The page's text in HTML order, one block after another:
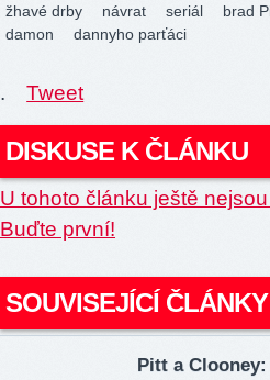
žhavé drby návrat seriál brad
damon
dannyho parťáci
. Tweet
DISKUSE K ČLÁNKU
U tohoto článku ještě
Buďte první!
SOUVISEJÍCÍ ČLÁNKY
Pitt a